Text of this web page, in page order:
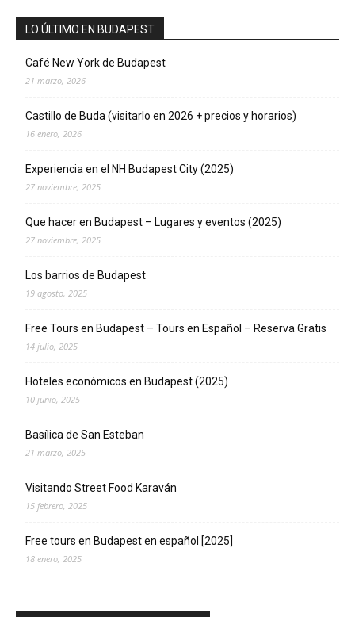
LO ÚLTIMO EN BUDAPEST
Café New York de Budapest
21 marzo, 2026
Castillo de Buda (visitarlo en 2026 + precios y horarios)
16 enero, 2026
Experiencia en el NH Budapest City (2025)
27 noviembre, 2025
Que hacer en Budapest – Lugares y eventos (2025)
27 noviembre, 2025
Los barrios de Budapest
19 agosto, 2025
Free Tours en Budapest – Tours en Español – Reserva Gratis
14 julio, 2025
Hoteles económicos en Budapest (2025)
10 junio, 2025
Basílica de San Esteban
21 marzo, 2025
Visitando Street Food Karaván
15 febrero, 2025
Free tours en Budapest en español [2025]
18 enero, 2025